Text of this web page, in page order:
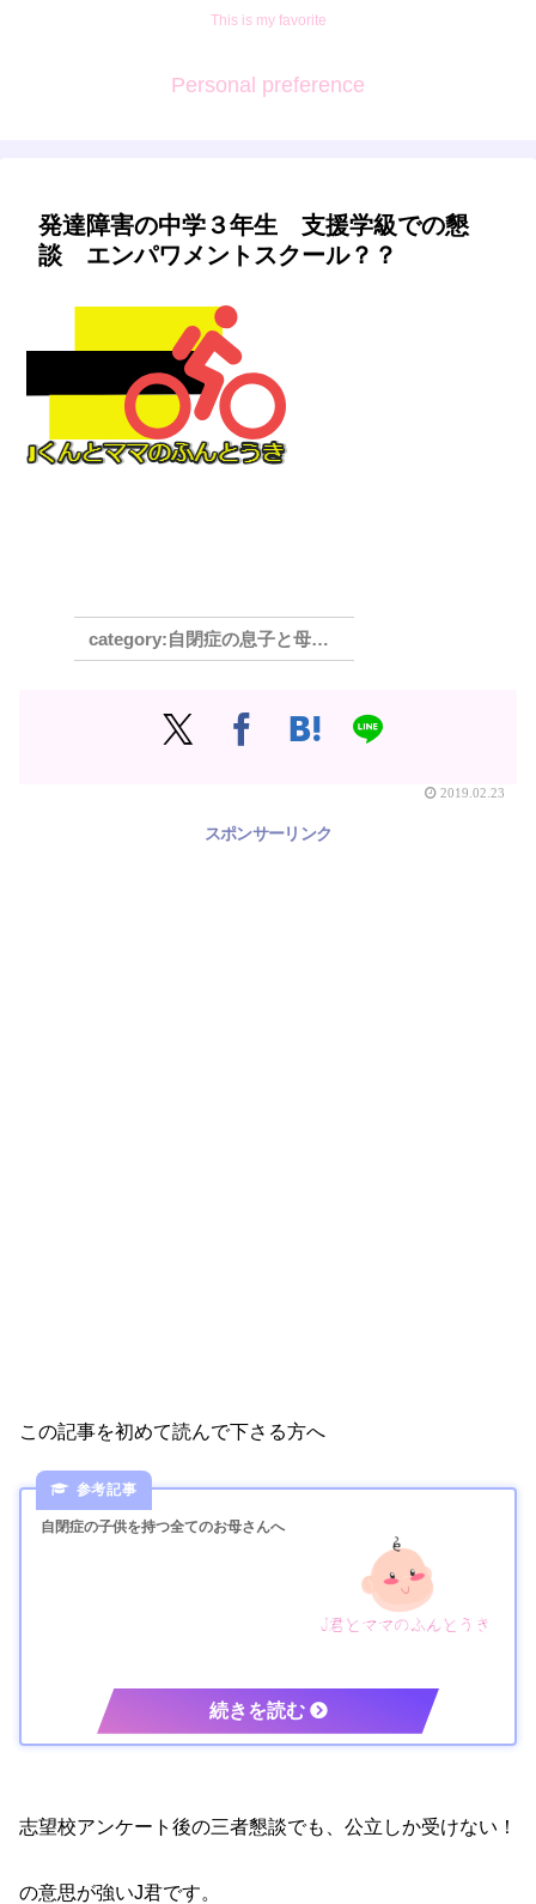
This is my favorite
Personal preference
発達障害の中学３年生 支援学級での懇
談 エンパワメントスクール？？
自閉症の息子と母の奮闘記 中学校編
2019.02.23
スポンサーリンク
この記事を初めて読んで下さる方へ
自閉症の子供を持つ全てのお母さんへ
志望校アンケート後の三者懇談でも、公立しか受けない！
の意思が強いJ君です。